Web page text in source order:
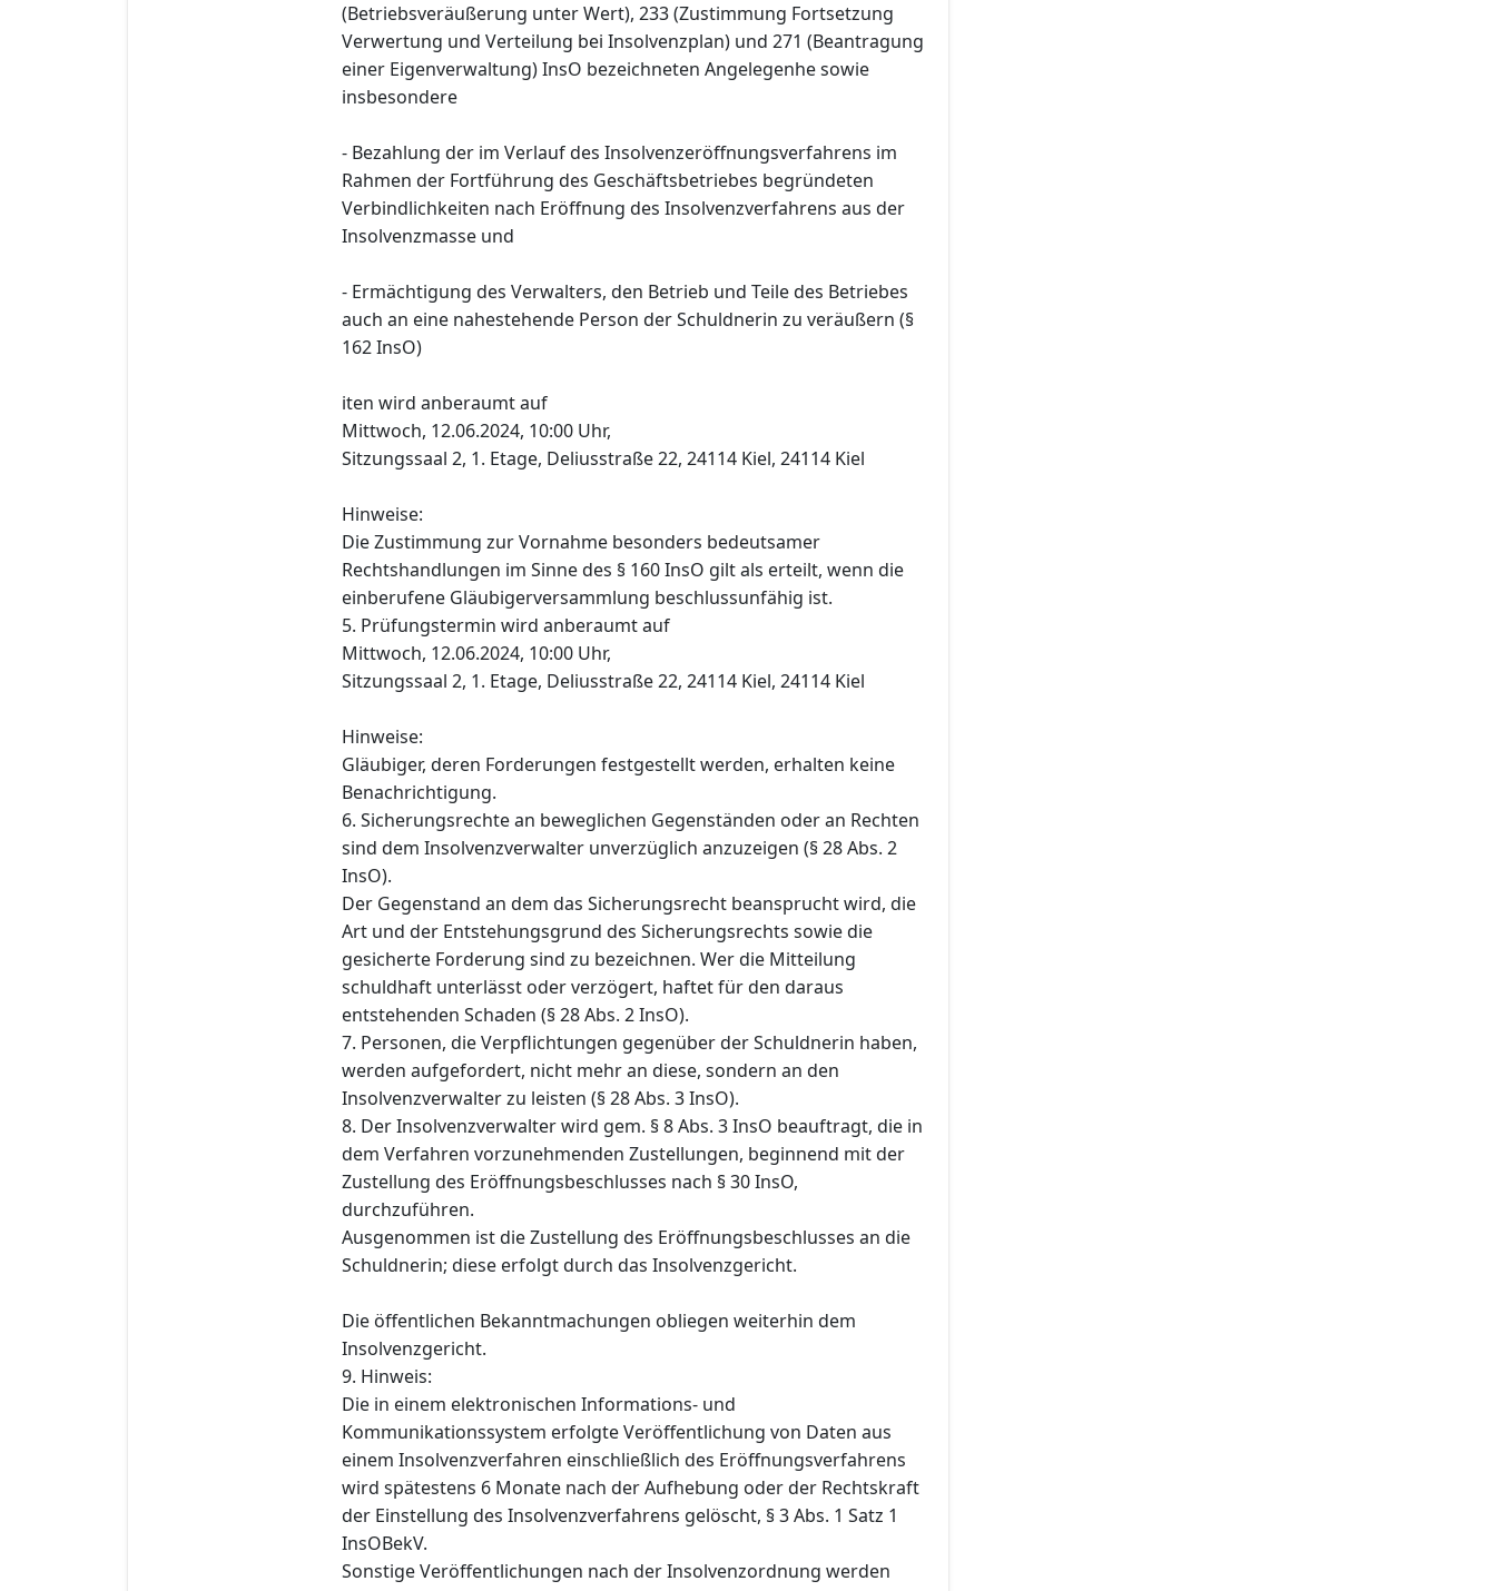
(Betriebsveräußerung unter Wert), 233 (Zustimmung Fortsetzung
Verwertung und Verteilung bei Insolvenzplan) und 271 (Beantragung
einer Eigenverwaltung) InsO bezeichneten Angelegenhe sowie
insbesondere
- Bezahlung der im Verlauf des Insolvenzeröffnungsverfahrens im
Rahmen der Fortführung des Geschäftsbetriebes begründeten
Verbindlichkeiten nach Eröffnung des Insolvenzverfahrens aus der
Insolvenzmasse und
- Ermächtigung des Verwalters, den Betrieb und Teile des Betriebes
auch an eine nahestehende Person der Schuldnerin zu veräußern (§
162 InsO)
iten wird anberaumt auf
Mittwoch, 12.06.2024, 10:00 Uhr,
Sitzungssaal 2, 1. Etage, Deliusstraße 22, 24114 Kiel, 24114 Kiel
Hinweise:
Die Zustimmung zur Vornahme besonders bedeutsamer
Rechtshandlungen im Sinne des § 160 InsO gilt als erteilt, wenn die
einberufene Gläubigerversammlung beschlussunfähig ist.
5. Prüfungstermin wird anberaumt auf
Mittwoch, 12.06.2024, 10:00 Uhr,
Sitzungssaal 2, 1. Etage, Deliusstraße 22, 24114 Kiel, 24114 Kiel
Hinweise:
Gläubiger, deren Forderungen festgestellt werden, erhalten keine
Benachrichtigung.
6. Sicherungsrechte an beweglichen Gegenständen oder an Rechten
sind dem Insolvenzverwalter unverzüglich anzuzeigen (§ 28 Abs. 2
InsO).
Der Gegenstand an dem das Sicherungsrecht beansprucht wird, die
Art und der Entstehungsgrund des Sicherungsrechts sowie die
gesicherte Forderung sind zu bezeichnen. Wer die Mitteilung
schuldhaft unterlässt oder verzögert, haftet für den daraus
entstehenden Schaden (§ 28 Abs. 2 InsO).
7. Personen, die Verpflichtungen gegenüber der Schuldnerin haben,
werden aufgefordert, nicht mehr an diese, sondern an den
Insolvenzverwalter zu leisten (§ 28 Abs. 3 InsO).
8. Der Insolvenzverwalter wird gem. § 8 Abs. 3 InsO beauftragt, die in
dem Verfahren vorzunehmenden Zustellungen, beginnend mit der
Zustellung des Eröffnungsbeschlusses nach § 30 InsO,
durchzuführen.
Ausgenommen ist die Zustellung des Eröffnungsbeschlusses an die
Schuldnerin; diese erfolgt durch das Insolvenzgericht.
Die öffentlichen Bekanntmachungen obliegen weiterhin dem
Insolvenzgericht.
9. Hinweis:
Die in einem elektronischen Informations- und
Kommunikationssystem erfolgte Veröffentlichung von Daten aus
einem Insolvenzverfahren einschließlich des Eröffnungsverfahrens
wird spätestens 6 Monate nach der Aufhebung oder der Rechtskraft
der Einstellung des Insolvenzverfahrens gelöscht, § 3 Abs. 1 Satz 1
InsOBekV.
Sonstige Veröffentlichungen nach der Insolvenzordnung werden